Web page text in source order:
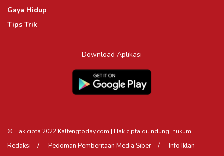
Gaya Hidup
Tips Trik
Download Aplikasi
© Hak cipta 2022 Kaltengtoday.com | Hak cipta dilindungi hukum.
Redaksi Pedoman Pemberitaan Media Siber Info Iklan